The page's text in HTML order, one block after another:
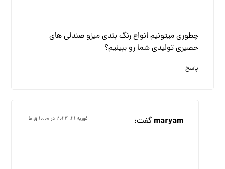
چطوری میتونیم انواع رنگ بندی میزو صندلی های
حصیری تولیدی شما رو ببینیم؟
پاسخ
maryam گفت: فوریه ۲۱, ۲۰۲۴ در ۱۰:۰۰ ق.ظ